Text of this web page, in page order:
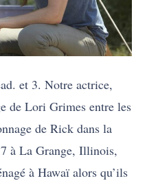
et 3. Notre actrice,
de Lori Grimes entre les
de Rick dans la
à La Grange, Illinois,
à Hawaï alors qu’ils